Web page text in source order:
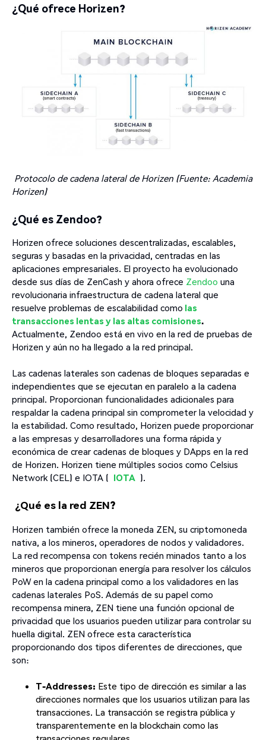
¿Qué ofrece Horizen?
Protocolo de cadena lateral de Horizen (Fuente: Academia
Horizen)
¿Qué es Zendoo?
Horizen ofrece soluciones descentralizadas, escalables,
seguras y basadas en la privacidad, centradas en las
aplicaciones empresariales. El proyecto ha evolucionado
desde sus días de ZenCash y ahora ofrece Zendoo una
revolucionaria infraestructura de cadena lateral que
resuelve problemas de escalabilidad como las
transacciones lentas y las altas comisiones.
Actualmente, Zendoo está en vivo en la red de pruebas de
Horizen y aún no ha llegado a la red principal.
Las cadenas laterales son cadenas de bloques separadas e
independientes que se ejecutan en paralelo a la cadena
principal. Proporcionan funcionalidades adicionales para
respaldar la cadena principal sin comprometer la velocidad y
la estabilidad. Como resultado, Horizen puede proporcionar
a las empresas y desarrolladores una forma rápida y
económica de crear cadenas de bloques y DApps en la red
de Horizen. Horizen tiene múltiples socios como Celsius
Network (CEL) e IOTA ( IOTA ).
¿Qué es la red ZEN?
Horizen también ofrece la moneda ZEN, su criptomoneda
nativa, a los mineros, operadores de nodos y validadores.
La red recompensa con tokens recién minados tanto a los
mineros que proporcionan energía para resolver los cálculos
PoW en la cadena principal como a los validadores en las
cadenas laterales PoS. Además de su papel como
recompensa minera, ZEN tiene una función opcional de
privacidad que los usuarios pueden utilizar para controlar su
huella digital. ZEN ofrece esta característica
proporcionando dos tipos diferentes de direcciones, que
son:
T-Addresses: Este tipo de dirección es similar a las
direcciones normales que los usuarios utilizan para las
transacciones. La transacción se registra pública y
transparentemente en la blockchain como las